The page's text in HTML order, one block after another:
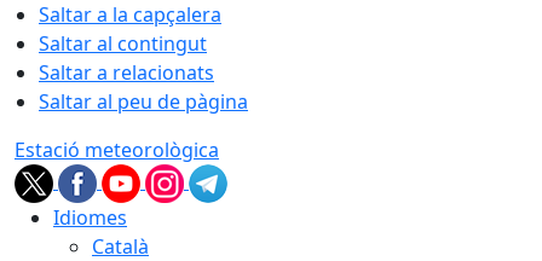
Saltar a la capçalera
Saltar al contingut
Saltar a relacionats
Saltar al peu de pàgina
Estació meteorològica
Idiomes
Català